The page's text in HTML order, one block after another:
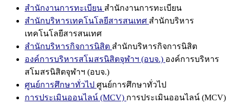
สำนักงานการทะเบียน สำนักงานการทะเบียน
สำนักบริหารเทคโนโลยีสารสนเทศ สำนักบริหาร
เทคโนโลยีสารสนเทศ
สำนักบริหารกิจการนิสิต สำนักบริหารกิจการนิสิต
องค์การบริหารสโมสรนิสิตจุฬาฯ (อบจ.) องค์การบริหาร
สโมสรนิสิตจุฬาฯ (อบจ.)
ศูนย์การศึกษาทั่วไป ศูนย์การศึกษาทั่วไป
การประเมินออนไลน์ (MCV) การประเมินออนไลน์ (MCV)